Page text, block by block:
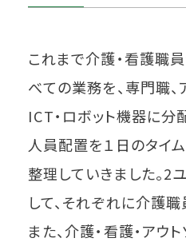
これまで介護・看護職
べての業務を、専門職、
ICT・ロボット機器に分
人員配置を１日のタイ
整理していきました。2
して、それぞれに介護
また、介護・看護・アウ